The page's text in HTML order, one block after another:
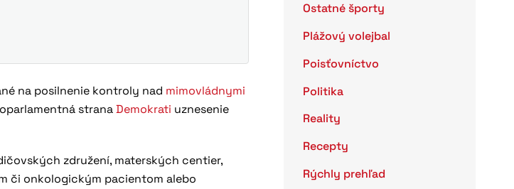
na posilnenie kontroly nad mimovládnymi
stranaDemokrati uznesenie
združení, materských centier,
či onkologickým pacientom alebo
Ostatné športy
Plážový volejbal
Poisťovníctvo
Politika
Reality
Recepty
Rýchly prehľad